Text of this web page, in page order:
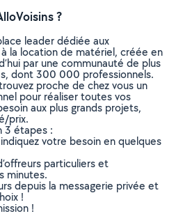
?
leader dédiée aux
la location de matériel, créée en
par une communauté de plus
dont 300 000 professionnels.
proche de chez vous un
pour réaliser toutes vos
aux plus grands projets,
prix.
3 étapes :
votre besoin en quelques
particuliers et
minutes.
depuis la messagerie privée et
!
!